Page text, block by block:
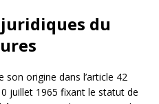
du
origine dans l’article 42
juillet 1965 fixant le statut de